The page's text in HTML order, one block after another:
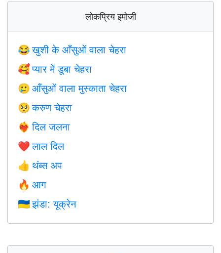
लोकप्रिय इमोजी
😂 खुशी के आँसुओं वाला चेहरा
🥰 प्यार में डूबा चेहरा
🥲 आँसुओं वाला मुस्काता चेहरा
🥺 करुण चेहरा
❤️‍🔥 दिल जलना
❤️ लाल दिल
👍 थंब्स अप
🔥 आग
🇺🇦 झंडा: यूक्रेन